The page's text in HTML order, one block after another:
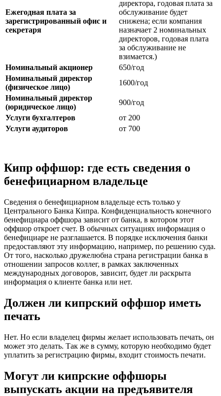
Ежегодная плата за
зарегистрированный офис и
секретаря
директора, годовая плата за
обслуживание будет
снижена; если компания
назначает 2 номинальных
директоров, годовая плата
за обслуживание не
взимается.)
Номинальный акционер
650/год
Номинальный директор
(физическое лицо)
1600/год
Номинальный директор
(юридическое лицо)
900/год
Услуги бухгалтеров
от 200
Услуги аудиторов
от 700
Кипр оффшор: где есть сведения о
бенефициарном владельце
Сведения о бенефициарном владельце есть только у
Центрального Банка Кипра. Конфиденциальность конечного
бенефициара оффшора зависит от банка, в котором этот
оффшор откроет счет. В обычных ситуациях информация о
бенефициаре не разглашается. В порядке исключения банки
предоставляют эту информацию, например, по решению суда.
От того, насколько дружелюбна страна регистрации банка в
отношении запросов коллег, в рамках заключенных
международных договоров, зависит, будет ли раскрыта
информация о клиенте банка или нет.
Должен ли кипрский оффшор иметь
печать
Нет. Но если владелец фирмы желает использовать печать, он
может это делать. Так же в сумму, которую необходимо будет
уплатить за регистрацию фирмы, входит стоимость печати.
Могут ли кипрские оффшоры
выпускать акции на предъявителя